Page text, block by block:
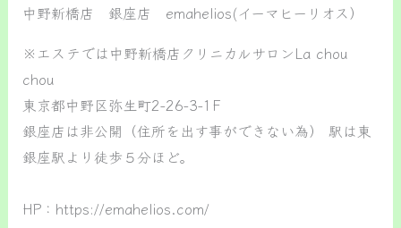
中野新橋店 銀座店 emahelios(イーマヒーリオス）
※エステでは中野新橋店クリニカルサロンLa chou
chou
東京都中野区弥生町2-26-3-1F
銀座店は非公開（住所を出す事ができない為） 駅は東
銀座駅より徒歩５分ほど。
HP：https://emahelios.com/